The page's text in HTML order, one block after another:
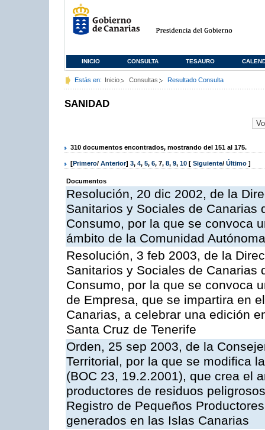
INICIO CONSULTA TESAURO
Estás en: Inicio Consultas Resultado Consulta
SANIDAD
310 documentos encontrados, mostrando del 151 al 175.
[Primero/ Anterior] 3, 4, 5, 6, 7, 8, 9, 10 [ Siguiente/ Último ]
Documentos
Resolución, 20 dic 2002, de la
Sanitarios y Sociales de Canarias
Consumo, por la que se convoca
ámbito de la Comunidad
Resolución, 3 feb 2003, de la
Sanitarios y Sociales de Canarias
Consumo, por la que se convoca
de Empresa, que se impartira en
Canarias, a celebrar una edición
Santa Cruz de Tenerife
Orden, 25 sep 2003, de la
Territorial, por la que se modifica
(BOC 23, 19.2.2001), que crea el
productores de residuos
Registro de Pequeños
generados en las Islas Canarias